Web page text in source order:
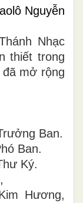
Nguyễn
Nhạc
thiết trong
mở rộng
Ban.
Ban.
Ký.
Hương,